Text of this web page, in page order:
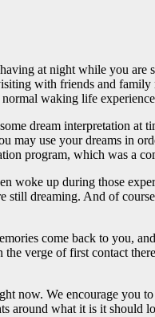
at night while you are
with friends and family
waking life
dream interpretation at
may use your dreams in
program, which was a
woke up during those
still dreaming. And of
come back to you,
verge of first contact
now. We encourage you
around what it is it should